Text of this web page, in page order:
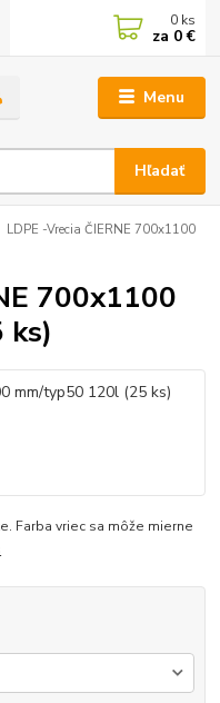
Menu
Hľadať
0 ks
za 0 €
LDPE -Vrecia ČIERNE 700x1100
700x1100
ks)
Farba vriec sa môže mierne